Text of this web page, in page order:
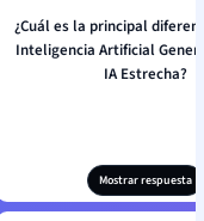
¿Cuál es la principal
Inteligencia Artificial
IA Estrecha?
Mostrar respuesta